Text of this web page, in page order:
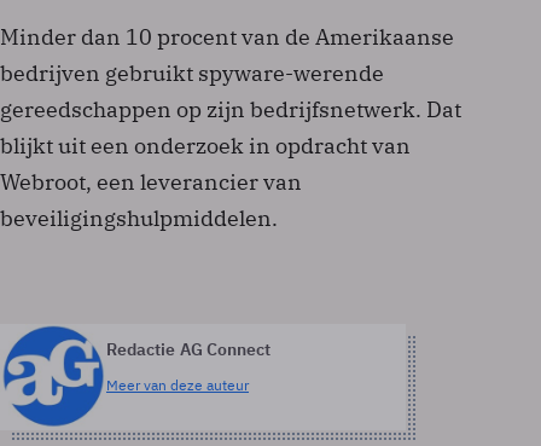
Minder dan 10 procent van de Amerikaanse
bedrijven gebruikt spyware-werende
gereedschappen op zijn bedrijfsnetwerk. Dat
blijkt uit een onderzoek in opdracht van
Webroot, een leverancier van
beveiligingshulpmiddelen.
Redactie AG Connect
Meer van deze auteur